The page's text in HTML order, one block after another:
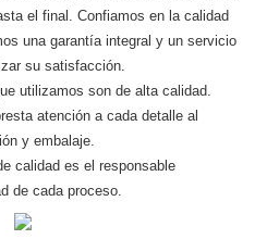
el final. Confiamos en la calidad
una garantía integral y un servicio
su satisfacción.
utilizamos son de alta calidad.
atención a cada detalle al
y embalaje.
calidad es el responsable
de cada proceso.